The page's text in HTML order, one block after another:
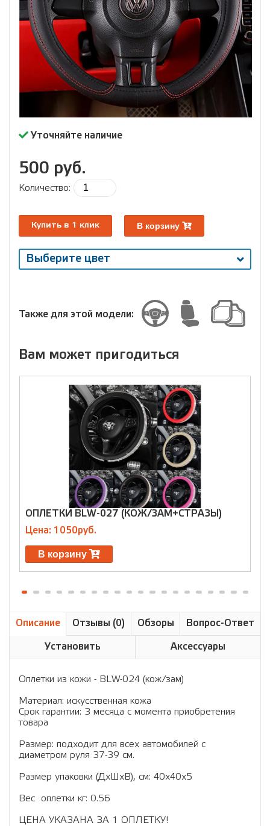
Уточняйте наличие
500 руб.
Количество:
Купить в 1 клик В корзину
Выберите цвет
Выберите
Также для этой модели:
Вам может пригодиться
ОПЛЕТКИ BLW-027 (КОЖ/ЗАМ+СТРАЗЫ)
Цена: 1050руб.
В корзину
Описание Отзывы (0) Обзоры Вопрос-Ответ
Установить Аксессуары
Оплетки из кожи - BLW-024 (кож/зам)
Материал: искусственная кожа
Срок гарантии: 3 месяца с момента приобретения
товара
Размер: подходит для всех автомобилей с
диаметром руля 37-39 см.
Размер упаковки (ДхШхВ), см: 40x40x5
Вес оплетки кг: 0.56
ЦЕНА УКАЗАНА ЗА 1 ОПЛЕТКУ!